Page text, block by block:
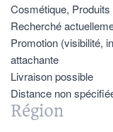
Cosmétique,
Recherché
Promotion (visibilité,
attachante
Livraison possible
Distance non
Région